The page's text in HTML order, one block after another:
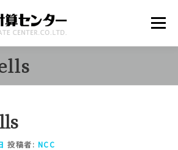
メニュー
リューション
せ
投稿者: NCC